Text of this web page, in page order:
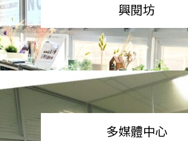
興閱坊
多媒體中心